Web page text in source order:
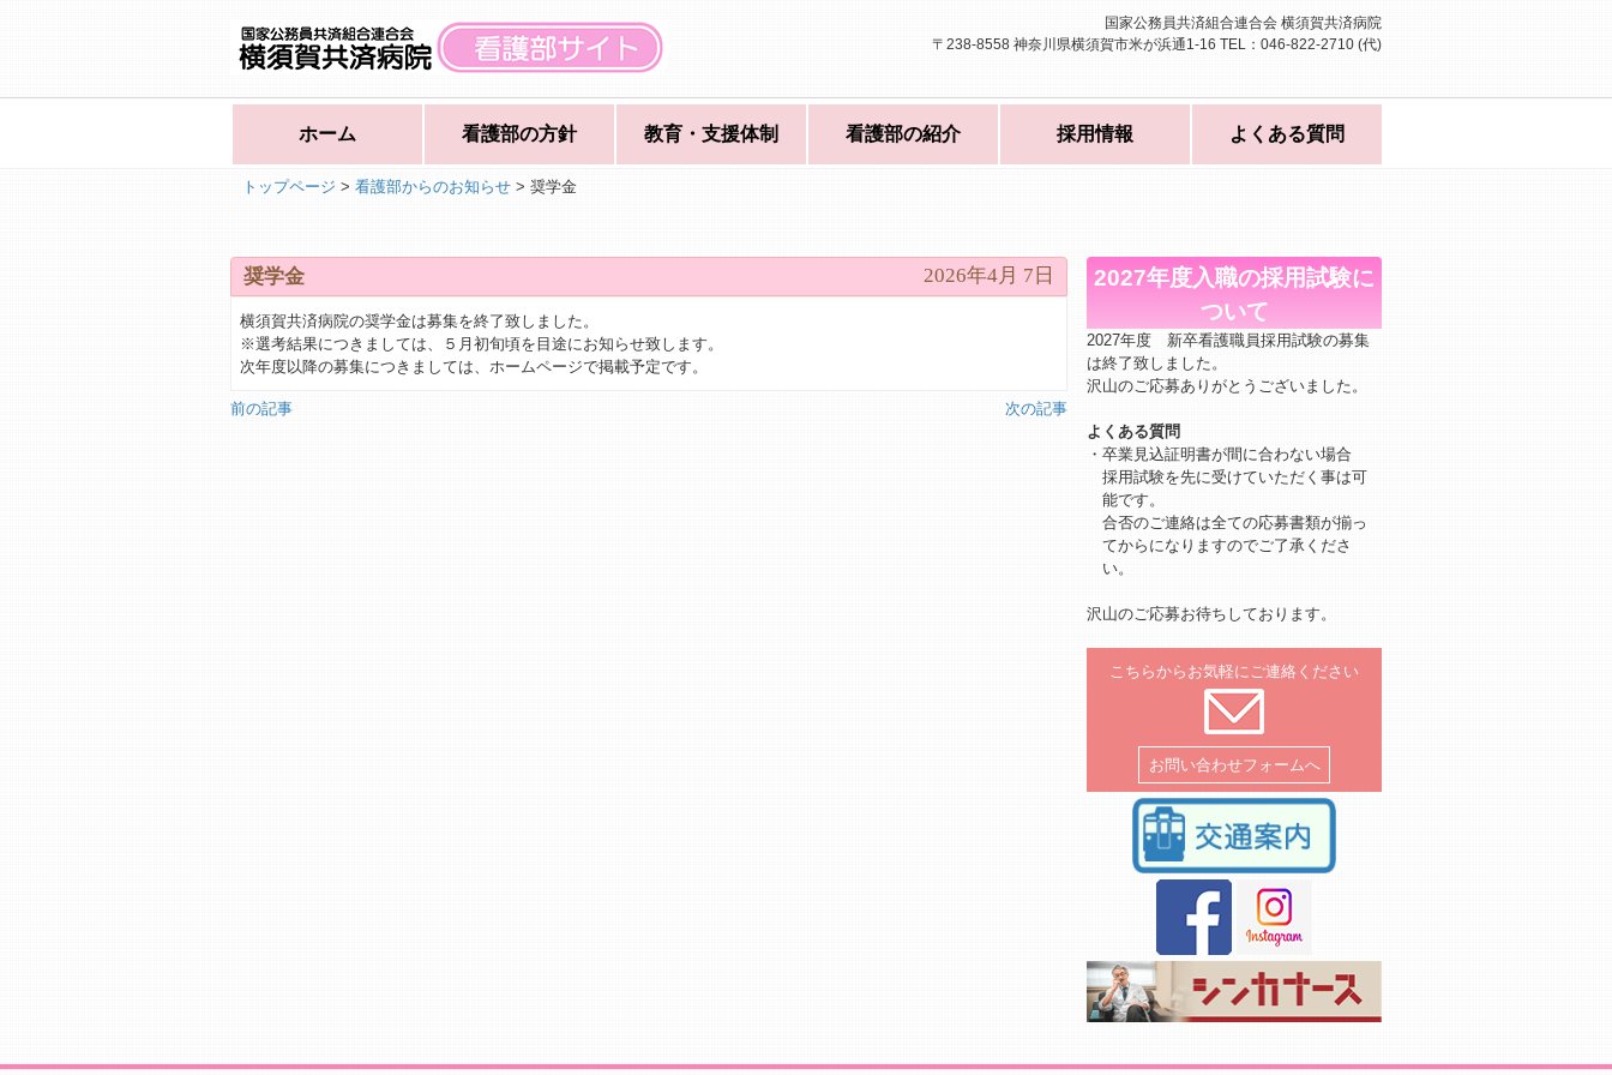
国家公務員共済組合連合会 横須賀共済病院
〒238-8558 神奈川県横須賀市米が浜通1-16 TEL：046-822-2710 (代)
ホーム 看護部の方針 教育・支援体制 看護部の紹介 採用情報 よくある質問
トップページ > 看護部からのお知らせ > 奨学金
奨学金 2026年4月 7日
横須賀共済病院の奨学金は募集を終了致しました。
※選考結果につきましては、５月初旬頃を目途にお知らせ致します。
次年度以降の募集につきましては、ホームページで掲載予定です。
前の記事 次の記事
2027年度入職の採用試験に
ついて
2027年度 新卒看護職員採用試験の募集
は終了致しました。
沢山のご応募ありがとうございました。
よくある質問
・卒業見込証明書が間に合わない場合
採用試験を先に受けていただく事は可
能です。
合否のご連絡は全ての応募書類が揃っ
てからになりますのでご了承くださ
い。
沢山のご応募お待ちしております。
こちらからお気軽にご連絡ください
お問い合わせフォームへ